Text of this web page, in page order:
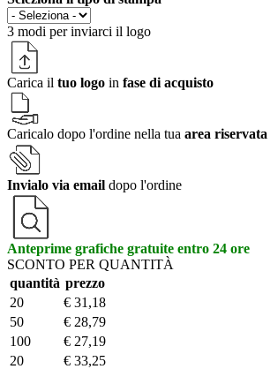
3 modi perinviarci il logo
Carica il tuo logo in fase di acquisto
Caricalo dopo l'ordine nella tua area riservata
Invialo via email dopo l'ordine
Anteprime grafiche gratuite entro 24 ore
SCONTO PER QUANTITÀ
quantità prezzo
20
€ 31,18
50
€ 28,79
100
€ 27,19
20
€ 33,25